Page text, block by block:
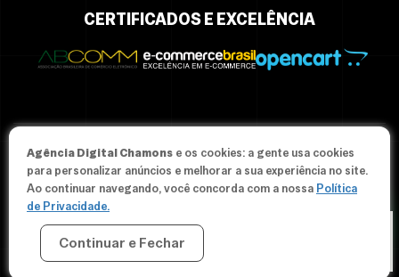
CERTIFICADOS E EXCELÊNCIA
© Since 2012-2026 Agência Chamons - Todos os direitos
reservados.
Agência Digital Chamons e os cookies: a gente usa cookies
para personalizar anúncios e melhorar a sua experiência no site.
Ao continuar navegando, você concorda com a nossa Política
de Privacidade.
Continuar e Fechar